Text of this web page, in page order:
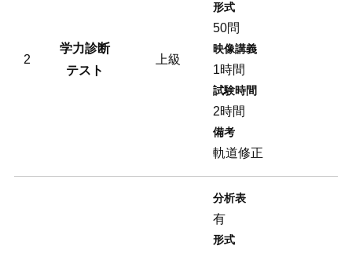
2
学力診断
テスト
上級
形式
50問
映像講義
1時間
試験時間
2時間
備考
軌道修正
分析表
有
形式